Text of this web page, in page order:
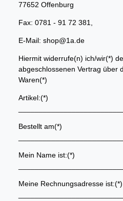
77652 Offenburg
Fax: 0781 - 91 72 381,
E-Mail: shop@1a.de
Hiermit widerrufe(n) ich/wir(*)
abgeschlossenen Vertrag über
Waren(*)
Artikel:(*)
Bestellt am(*)
Mein Name ist:(*)
Meine Rechnungsadresse ist:(*)